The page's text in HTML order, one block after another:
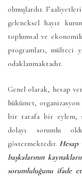
olmuşlardır.
geleneksel hayır
toplumsal ve ekonomik
programları, mülteci
odaklanmaktadır.
Genel olarak, hesap
hükümet,
bir tarafa bir eylem,
dolayı sorumlu
göstermektedir. Hesap
başkalarının
sorumluluğunu ifade